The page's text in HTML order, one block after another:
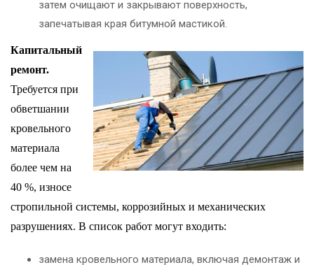
затем очищают и закрывают поверхность,
запечатывая края битумной мастикой.
Капитальный
ремонт.
Требуется при
обветшании
кровельного
материала
более чем на
40 %, износе
стропильной системы, коррозийных и механических
разрушениях. В список работ могут входить:
замена кровельного материала, включая демонтаж и